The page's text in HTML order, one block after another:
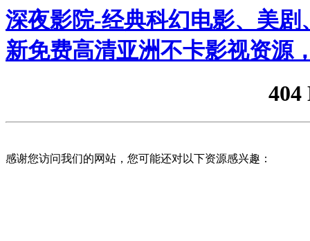
深夜影院-经典科幻电影、美
新免费高清亚洲不卡影视资
404
感谢您访问我们的网站，您可能还对以下资源感兴趣：